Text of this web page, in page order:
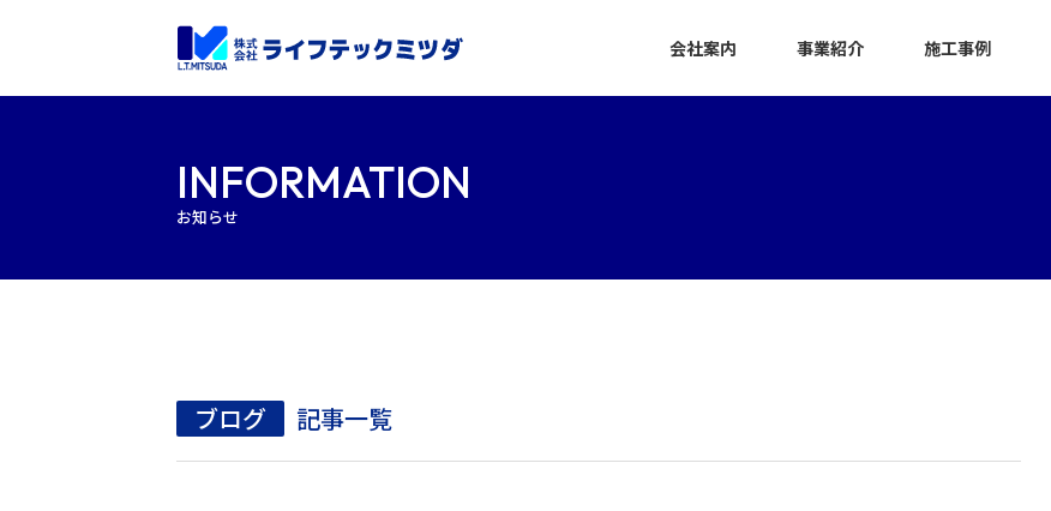
会社案内 事業紹介 施工事例
INFORMATION
お知らせ
ブログ 記事一覧